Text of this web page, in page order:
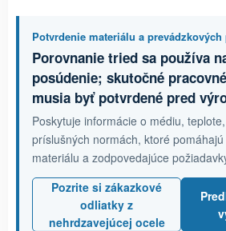
Potvrdenie materiálu a
Porovnanie tried sa používa
posúdenie; skutočné
musia byť potvrdené pred
Poskytuje informácie o médiu,
príslušných normách, ktoré
materiálu a zodpovedajúce
Pozrite si zákazkové
odliatky z
nehrdzavejúcej ocele